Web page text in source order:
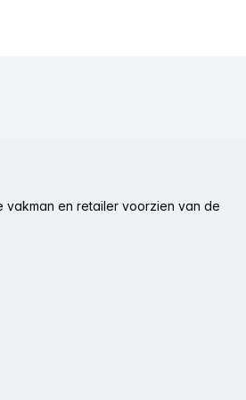
vakman en retailer voorzien van de